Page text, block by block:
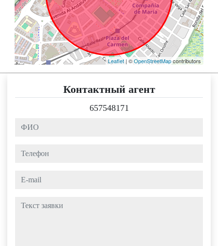
Leaflet| ©OpenStreetMapcontributors
Контактный агент
657548171
ФИО
Телефон
e-mail
Текст заявки